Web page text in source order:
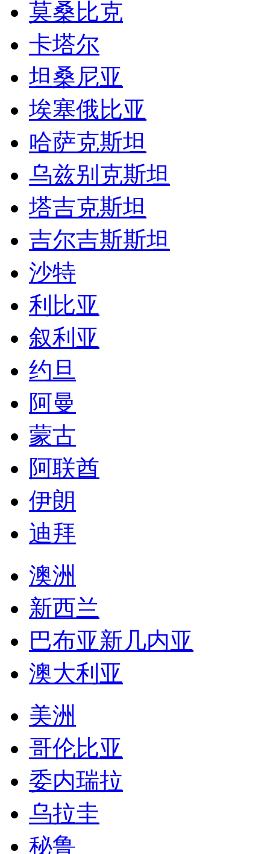
莫桑比克
卡塔尔
坦桑尼亚
埃塞俄比亚
哈萨克斯坦
乌兹别克斯坦
塔吉克斯坦
吉尔吉斯斯坦
沙特
利比亚
叙利亚
约旦
阿曼
蒙古
阿联酋
伊朗
迪拜
澳洲
新西兰
巴布亚新几内亚
澳大利亚
美洲
哥伦比亚
委内瑞拉
乌拉圭
秘鲁